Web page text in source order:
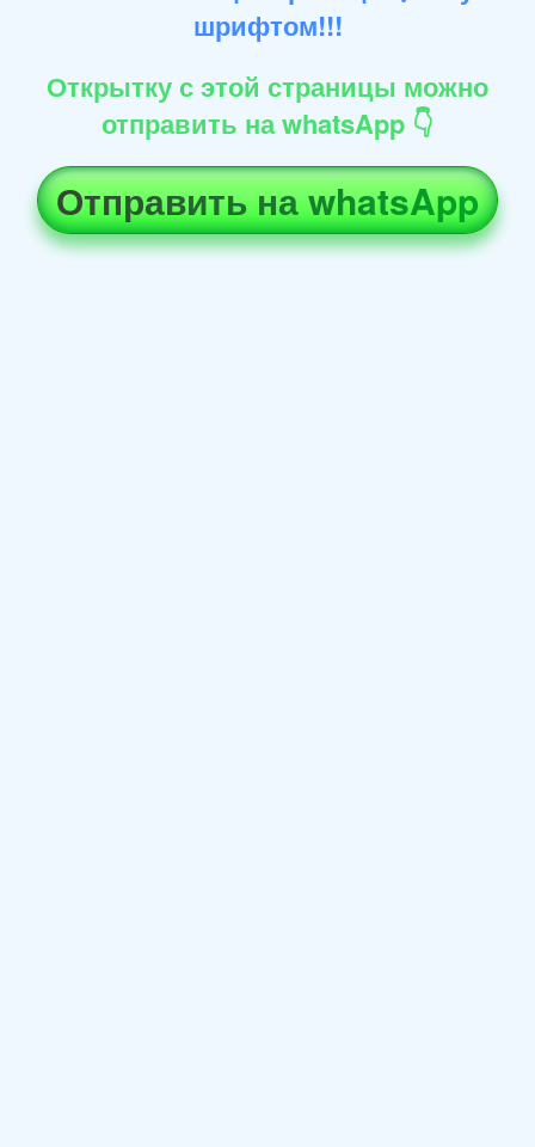
шрифтом!!!
Открытку с этой страницы можно
отправить на whatsApp 👇
Отправить на whatsApp